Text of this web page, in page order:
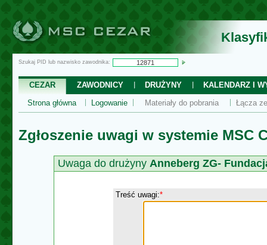
Szukaj PID lub nazwisko zawodnika:
CEZAR ZAWODNICY DRUŻYNY
KALENDARZ I
Strona główna
Logowanie Materiały do pobrania Łącza
Zgłoszenie uwagi w systemie MSC
Uwaga do drużyny Anneberg ZG-
Treść uwagi:*